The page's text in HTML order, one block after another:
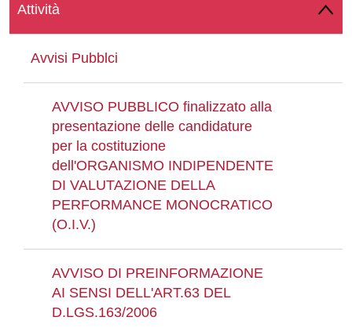
Attività
Avvisi Pubblci
AVVISO PUBBLICO finalizzato alla
presentazione delle candidature
per la costituzione
dell'ORGANISMO INDIPENDENTE
DI VALUTAZIONE DELLA
PERFORMANCE MONOCRATICO
(O.I.V.)
AVVISO DI PREINFORMAZIONE
AI SENSI DELL'ART.63 DEL
D.LGS.163/2006